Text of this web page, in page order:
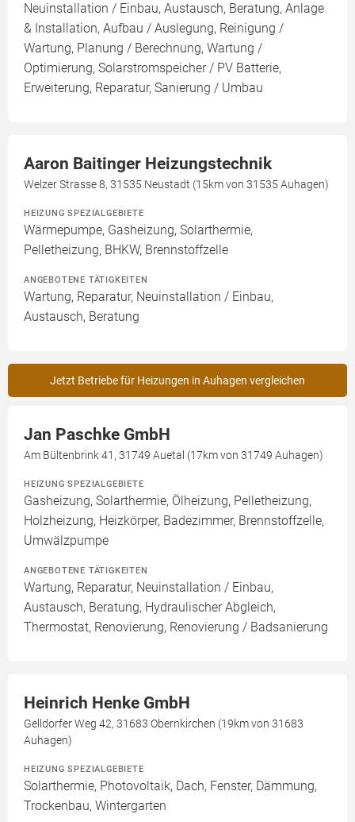
Neuinstallation / Einbau, Austausch, Beratung, Anlage
& Installation, Aufbau / Auslegung, Reinigung /
Wartung, Planung / Berechnung, Wartung /
Optimierung, Solarstromspeicher / PV Batterie,
Erweiterung, Reparatur, Sanierung / Umbau
Aaron Baitinger Heizungstechnik
Welzer Strasse 8, 31535 Neustadt (15km von 31535 Auhagen)
HEIZUNG SPEZIALGEBIETE
Wärmepumpe, Gasheizung, Solarthermie,
Pelletheizung, BHKW, Brennstoffzelle
ANGEBOTENE TÄTIGKEITEN
Wartung, Reparatur, Neuinstallation / Einbau,
Austausch, Beratung
Jetzt Betriebe für Heizungen in Auhagen vergleichen
Jan Paschke GmbH
Am Bültenbrink 41, 31749 Auetal (17km von 31749 Auhagen)
HEIZUNG SPEZIALGEBIETE
Gasheizung, Solarthermie, Ölheizung, Pelletheizung,
Holzheizung, Heizkörper, Badezimmer, Brennstoffzelle,
Umwälzpumpe
ANGEBOTENE TÄTIGKEITEN
Wartung, Reparatur, Neuinstallation / Einbau,
Austausch, Beratung, Hydraulischer Abgleich,
Thermostat, Renovierung, Renovierung / Badsanierung
Heinrich Henke GmbH
Gelldorfer Weg 42, 31683 Obernkirchen (19km von 31683
Auhagen)
HEIZUNG SPEZIALGEBIETE
Solarthermie, Photovoltaik, Dach, Fenster, Dämmung,
Trockenbau, Wintergarten